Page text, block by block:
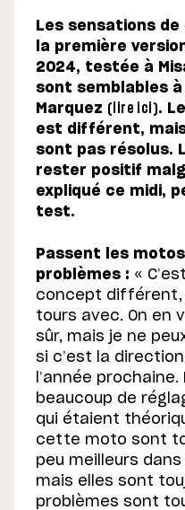
Les sensations de
la première
2024, testée à
sont semblables à
Marquez (lire ici).
est différent,
sont pas résolus.
rester positif
expliqué ce midi,
test.
Passent les
problèmes : «
concept différent,
tours avec. On en
sûr, mais je ne
si c’est la
l’année
beaucoup de
qui étaient
cette moto sont
peu meilleurs
mais elles sont
problèmes sont